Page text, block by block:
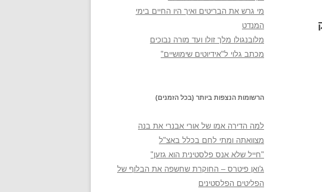
מי גרש את הבריטים ואיך היו החיים בימי
המנדט
מלובנגולו מלך זולו ועד מורה נבוכים
מכתב גלוי ל"אידיוטים שימושיים"
הרשומות הנצפות ביותר (בכל הזמנים)
למה הדירה אמו של אורי אבנרי את בנה
מצוואתה ומתי לחם בכלל באצ"ל
"חייל שלא אנס פלסטינית הוא גזען"
ג'ואן פיטרס – החוקרת שחשפה את הבלוף של
הפליטים הפלסטינים